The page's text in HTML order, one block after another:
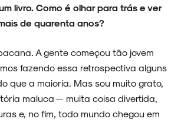
livro. Como é olhar para trás e ver
de quarenta anos?
A gente começou tão jovem
fazendo essa retrospectiva alguns
que a maioria. Mas sou muito grato,
maluca — muita coisa divertida,
e, no fim, todo mundo chegou em